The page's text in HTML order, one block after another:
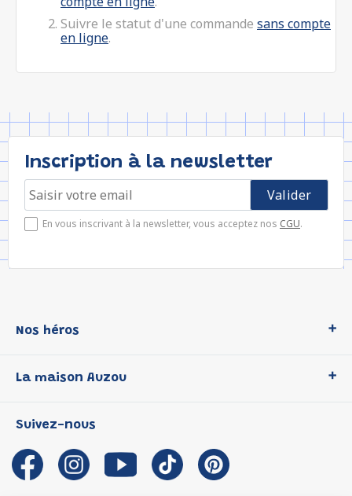
Suivre le statut d'une commande sans compte
en ligne.
Inscription à la newsletter
En vous inscrivant à la newsletter, vous acceptez nos CGU.
Nos héros
P'tit Loup
Les Influenceuses
Migali
Petite Taupe
La maison Auzou
Notre histoire
Auzou s'engage
Auteurs et illustrateurs Auzou
Suivez-nous